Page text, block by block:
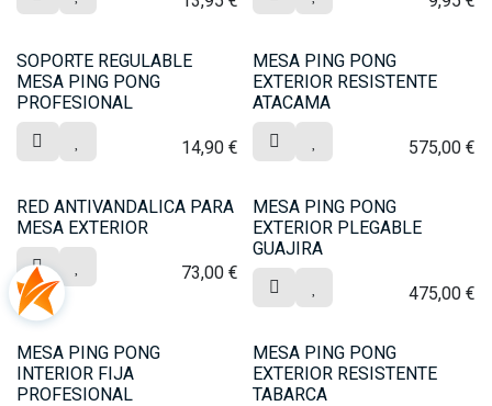
SOPORTE REGULABLE
MESA PING PONG
PROFESIONAL
14,90 €
MESA PING PONG
EXTERIOR RESISTENTE
ATACAMA
575,00€
RED ANTIVANDALICA PARA
MESA EXTERIOR
73,00 €
MESA PING PONG
EXTERIOR PLEGABLE
GUAJIRA
475,00€
MESA PING PONG
INTERIOR FIJA
PROFESIONAL
MESA PING PONG
EXTERIOR RESISTENTE
TABARCA